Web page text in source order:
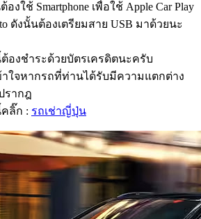
งใช้ Smartphone เพื่อใช้ Apple Car Play
ดังนั้นต้องเตรียมสาย USB มาด้วยนะ
องชำระด้วยบัตรเครดิตนะครับ
ใจหากรถที่ท่านได้รับมีความแตกต่าง
รากฎ
ลิ๊ก : รถเช่าญี่ปุ่น